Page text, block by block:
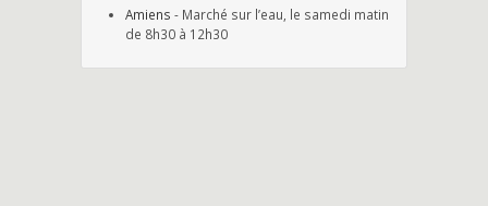
Amiens - Marché sur l’eau, le samedi matin
de 8h30 à 12h30